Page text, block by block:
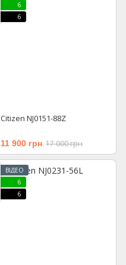
6
6
Citizen NJ0151-88Z
11 900 грн 17 000 грн
ВІДЕО
6
6